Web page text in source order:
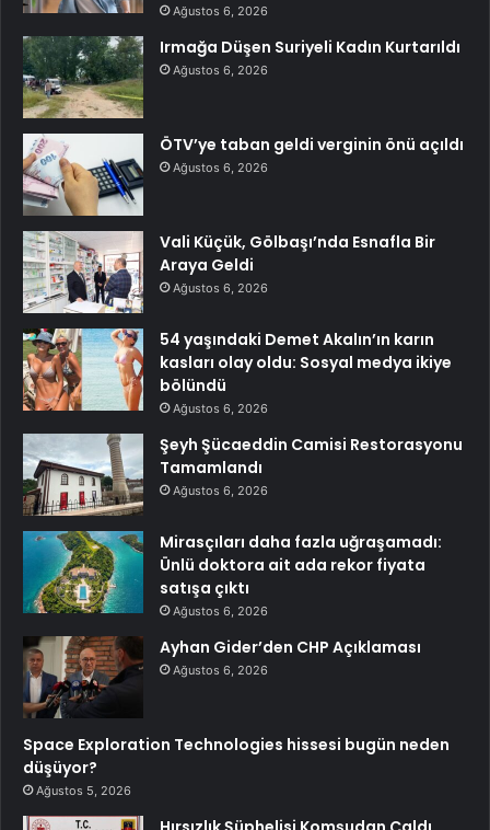
Ağustos 6, 2026
Irmağa Düşen Suriyeli Kadın Kurtarıldı
Ağustos 6, 2026
ÖTV’ye taban geldi verginin önü açıldı
Ağustos 6, 2026
Vali Küçük, Gölbaşı’nda Esnafla Bir
Araya Geldi
Ağustos 6, 2026
54 yaşındaki Demet Akalın’ın karın
kasları olay oldu: Sosyal medya ikiye
bölündü
Ağustos 6, 2026
Şeyh Şücaeddin Camisi Restorasyonu
Tamamlandı
Ağustos 6, 2026
Mirasçıları daha fazla uğraşamadı:
Ünlü doktora ait ada rekor fiyata
satışa çıktı
Ağustos 6, 2026
Ayhan Gider’den CHP Açıklaması
Ağustos 6, 2026
Space Exploration Technologies hissesi bugün neden
düşüyor?
Ağustos 5, 2026